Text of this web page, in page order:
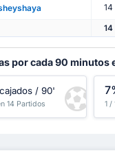
14
14
por cada 90 minutos
/ 90'
14 Partidos 1 /